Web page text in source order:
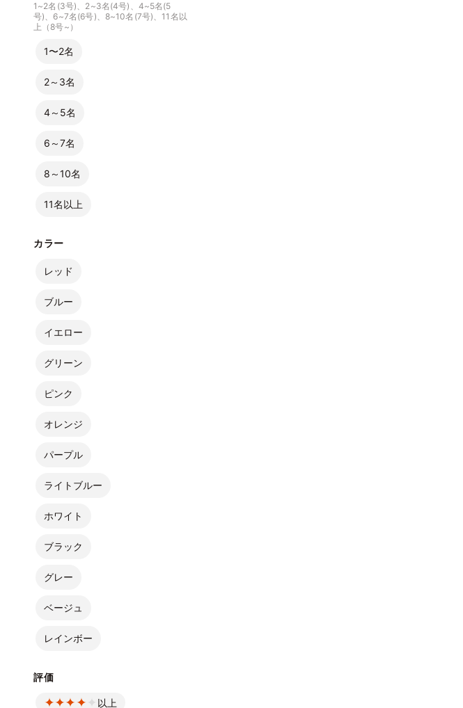
1~2名(3号)、2~3名(4号)、4~5名(5
号)、6~7名(6号)、8~10名(7号)、11名以
上（8号~）
1〜2名
2～3名
4～5名
6～7名
8～10名
11名以上
カラー
レッド
ブルー
イエロー
グリーン
ピンク
オレンジ
パープル
ライトブルー
ホワイト
ブラック
グレー
ベージュ
レインボー
評価
以上